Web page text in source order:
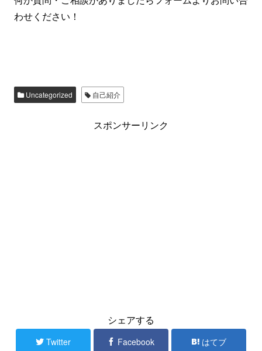
わせください！
Uncategorized 自己紹介
スポンサーリンク
シェアする
Twitter Facebook はてブ